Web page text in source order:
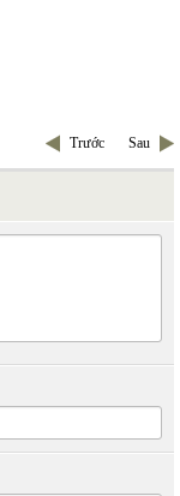
Trước Sau